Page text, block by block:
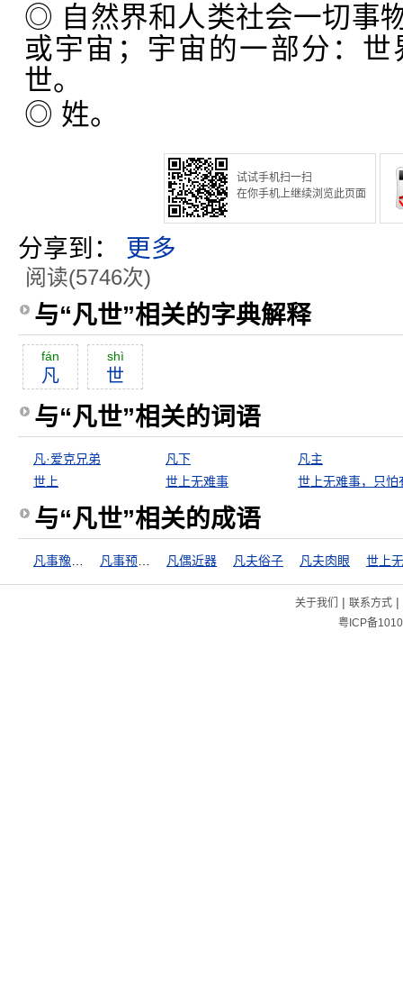
◎ 自然界和人类社会一切事
或宇宙；宇宙的一部分：
世。
◎ 姓。
试试手机扫一扫
在你手机上继续浏览此页面
分享到： 更多
阅读(5746次)
与“凡世”相关的字典解释
fán
凡
shì
世
与“凡世”相关的词语
凡·爱克兄弟 凡下
凡主
世上
世上无难事
与“凡世”相关的成语
凡偶近器 凡夫俗子 凡夫肉眼
关于我们 | 联系方式|
粤ICP备